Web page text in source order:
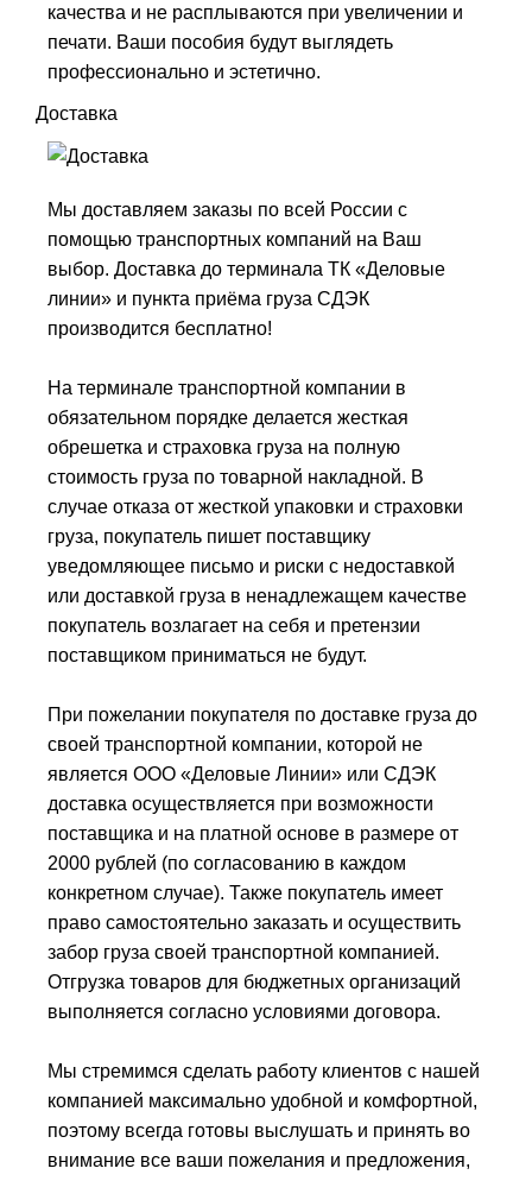
качества и не расплываются при увеличении и
печати. Ваши пособия будут выглядеть
профессионально и эстетично.
Доставка
Мы доставляем заказы по всей России с
помощью транспортных компаний на Ваш
выбор. Доставка до терминала ТК «Деловые
линии» и пункта приёма груза СДЭК
производится бесплатно!
На терминале транспортной компании в
обязательном порядке делается жесткая
обрешетка и страховка груза на полную
стоимость груза по товарной накладной. В
случае отказа от жесткой упаковки и страховки
груза, покупатель пишет поставщику
уведомляющее письмо и риски с недоставкой
или доставкой груза в ненадлежащем качестве
покупатель возлагает на себя и претензии
поставщиком приниматься не будут.
При пожелании покупателя по доставке груза до
своей транспортной компании, которой не
является ООО «Деловые Линии» или СДЭК
доставка осуществляется при возможности
поставщика и на платной основе в размере от
2000 рублей (по согласованию в каждом
конкретном случае). Также покупатель имеет
право самостоятельно заказать и осуществить
забор груза своей транспортной компанией.
Отгрузка товаров для бюджетных организаций
выполняется согласно условиями договора.
Мы стремимся сделать работу клиентов с нашей
компанией максимально удобной и комфортной,
поэтому всегда готовы выслушать и принять во
внимание все ваши пожелания и предложения,